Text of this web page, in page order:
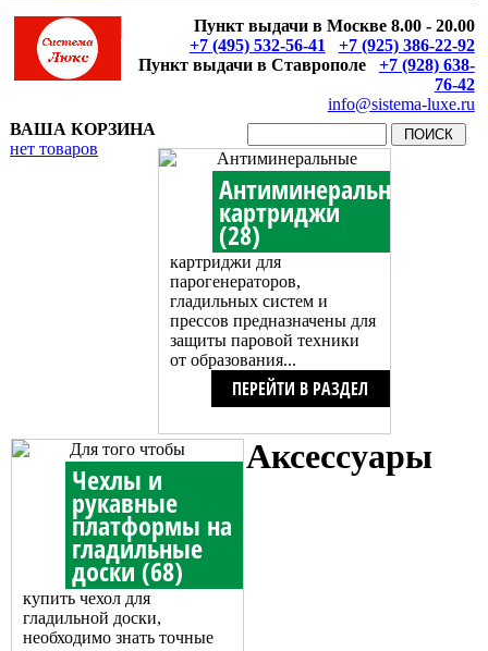
Пункт выдачи в Москве 8.00 - 20.00
+7 (495) 532-56-41
+7 (925) 386-22-92
Пункт выдачи в Ставрополе
+7 (928) 638-
76-42
info@sistema-luxe.ru
ВАША КОРЗИНА
нет товаров
Антиминеральные
картриджи
(28)
Антиминеральные
картриджи для
парогенераторов,
гладильных систем и
прессов предназначены для
защиты паровой техники
от образования...
ПЕРЕЙТИ В РАЗДЕЛ
Чехлы и
рукавные
платформы на
гладильные
доски (68)
Для того чтобы
купить чехол для
гладильной доски,
необходимо знать точные
Аксессуары